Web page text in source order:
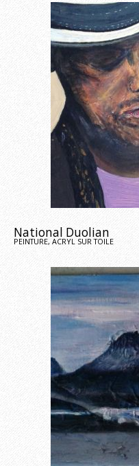
National Duolian
PEINTURE, ACRYL SUR TOILE